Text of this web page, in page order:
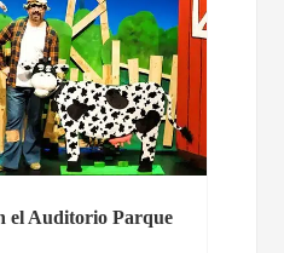
el Auditorio Parque